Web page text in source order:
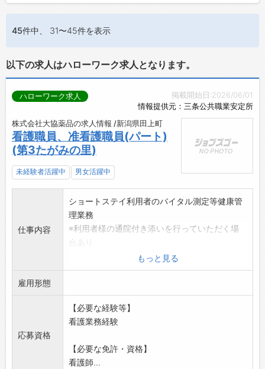
45件中、 31〜45件を表示
以下の求人はハローワーク求人となります。
掲載開始日:2026/06/01
情報提供元：三条公共職業安定所
ハローワーク求人
株式会社大協薬品の求人情報 /新潟県田上町
看護職員、准看護職員(パート)
(第3たがみの里)
未経験者活躍中 男女活躍中
仕事内容
ショートステイ利用者のバイタル測定等健康管
理業務
※利用者様の通院付き添いを行っていただく場
変更範囲:会社の定める業務
副業禁止
もっと見る
雇用形態
応募資格
【必要な経験等】
看護業務経験
【必要な免許・資格】
看護師...